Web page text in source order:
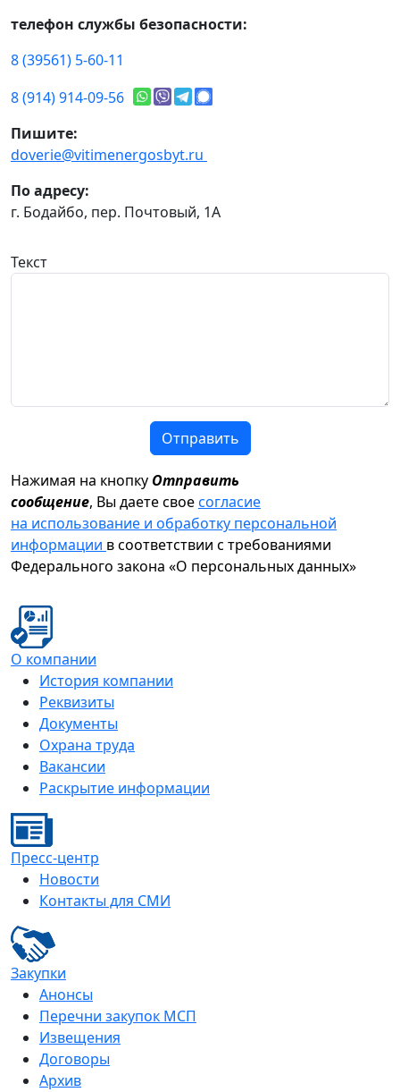
телефон службы безопасности:
8 (39561) 5-60-11
8 (914) 914-09-56
Пишите:
doverie@vitimenergosbyt.ru
По адресу:
г. Бодайбо, пер. Почтовый, 1А
Текст
Отправить
Нажимая на кнопку Отправить
сообщение, Вы даете своесогласие
на использование и обработку персональной
информации в соответствии с требованиями
Федерального закона «О персональных данных»
О компании
История компании
Реквизиты
Документы
Охрана труда
Вакансии
Раскрытие информации
Пресс-центр
Новости
Контакты для СМИ
Закупки
Анонсы
Перечни закупок МСП
Извещения
Договоры
Архив